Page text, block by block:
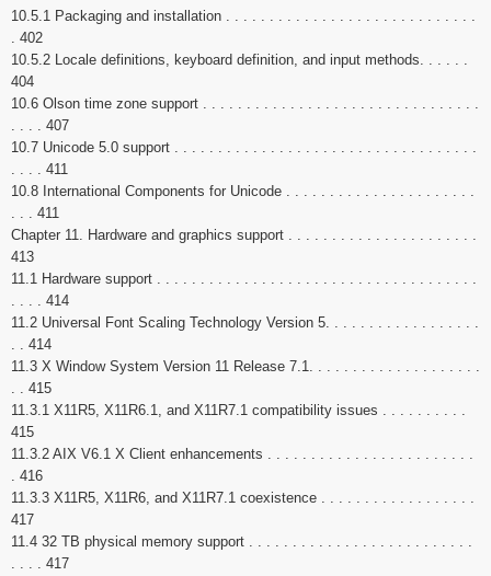
10.5.1 Packaging and installation . . . . . . . . . . . . . . . . . . . . . . . . . . . . .
. 402
10.5.2 Locale definitions, keyboard definition, and input methods. . . . . .
404
10.6 Olson time zone support . . . . . . . . . . . . . . . . . . . . . . . . . . . . . . . .
. . . . 407
10.7 Unicode 5.0 support . . . . . . . . . . . . . . . . . . . . . . . . . . . . . . . . . . .
. . . . 411
10.8 International Components for Unicode . . . . . . . . . . . . . . . . . . . . . .
. . . 411
Chapter 11. Hardware and graphics support . . . . . . . . . . . . . . . . . . . . . .
413
11.1 Hardware support . . . . . . . . . . . . . . . . . . . . . . . . . . . . . . . . . . . . .
. . . . 414
11.2 Universal Font Scaling Technology Version 5. . . . . . . . . . . . . . . . . .
. . 414
11.3 X Window System Version 11 Release 7.1. . . . . . . . . . . . . . . . . . . .
. . 415
11.3.1 X11R5, X11R6.1, and X11R7.1 compatibility issues . . . . . . . . . .
415
11.3.2 AIX V6.1 X Client enhancements . . . . . . . . . . . . . . . . . . . . . . . .
. 416
11.3.3 X11R5, X11R6, and X11R7.1 coexistence . . . . . . . . . . . . . . . . . .
417
11.4 32 TB physical memory support . . . . . . . . . . . . . . . . . . . . . . . . . .
. . . . 417